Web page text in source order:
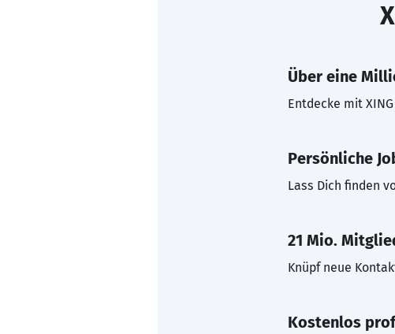
Über eine
Entdecke mit
Persönliche
Lass Dich finden
21 Mio.
Knüpf neue
Kostenlos